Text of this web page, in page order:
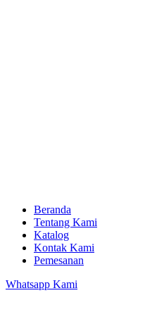
Beranda
Tentang Kami
Katalog
Kontak Kami
Pemesanan
Whatsapp Kami